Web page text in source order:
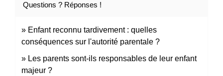
Questions ? Réponses !
Enfant reconnu tardivement : quelles
conséquences sur l'autorité parentale ?
Les parents sont-ils responsables de leur enfant
majeur ?